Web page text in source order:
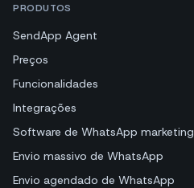
PRODUTOS
SendApp Agent
Preços
Funcionalidades
Integrações
Software de WhatsApp marketing
Envio massivo de WhatsApp
Envio agendado de WhatsApp